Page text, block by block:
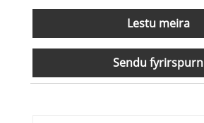
Lestu meira
Sendu fyrirspurn